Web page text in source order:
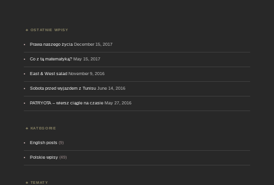
OSTATNIE WPISY
Prawa naszego życia December 15, 2017
Co z tą matematyką? May 15, 2017
East & West salad November 9, 2016
Sobota przed wyjazdem z Tunisu June 14, 2016
PATRYOTA – wiersz ciągle na czasie May 27, 2016
KATEGORIE
English posts (9)
Polskie wpisy (49)
TEMATY